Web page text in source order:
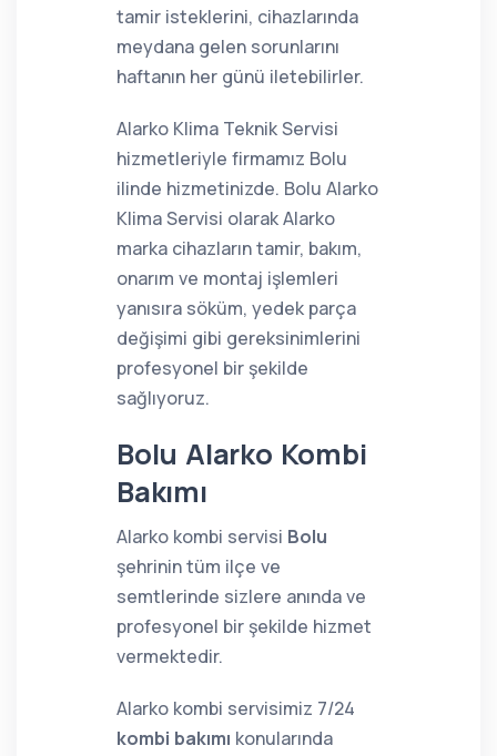
tamir isteklerini, cihazlarında
meydana gelen sorunlarını
haftanın her günü iletebilirler.
Alarko Klima Teknik Servisi
hizmetleriyle firmamız Bolu
ilinde hizmetinizde. Bolu Alarko
Klima Servisi olarak Alarko
marka cihazların tamir, bakım,
onarım ve montaj işlemleri
yanısıra söküm, yedek parça
değişimi gibi gereksinimlerini
profesyonel bir şekilde
sağlıyoruz.
Bolu Alarko Kombi
Bakımı
Alarko kombi servisi Bolu
şehrinin tüm ilçe ve
semtlerinde sizlere anında ve
profesyonel bir şekilde hizmet
vermektedir.
Alarko kombi servisimiz 7/24
kombi bakımı konularında